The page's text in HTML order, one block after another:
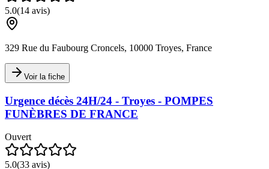
5.0(14 avis)
329 Rue du Faubourg Croncels, 10000 Troyes, France
Voir la fiche
Urgence décès 24H/24 - Troyes - POMPES
FUNÈBRES DE FRANCE
Ouvert
5.0(33 avis)